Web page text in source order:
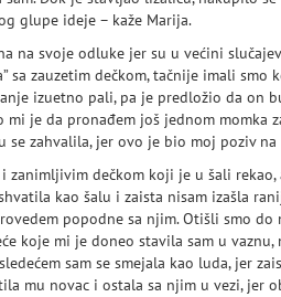
glupe ideje – kaže Marija.
na svoje odluke jer su u većini
sa zauzetim dečkom, tačnije imali smo
izuetno pali, pa je predložio da on
je da pronađem još jednom momka
se zahvalila, jer ovo je bio moj poziv
zanimljivim dečkom koji je u šali rekao,
kao šalu i zaista nisam izašla
popodne sa njim. Otišli smo do
koje mi je doneo stavila sam u
sam se smejala kao luda, jer
mu novac i ostala sa njim u vezi, jer